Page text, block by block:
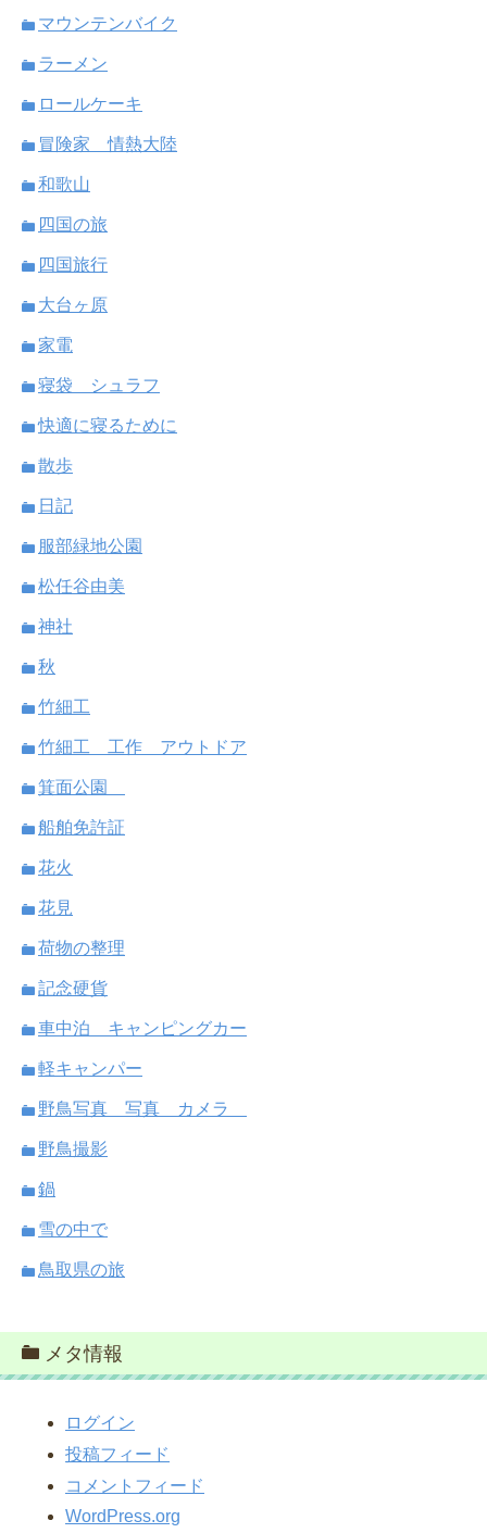
マウンテンバイク
ラーメン
ロールケーキ
冒険家 情熱大陸
和歌山
四国の旅
四国旅行
大台ヶ原
家電
寝袋 シュラフ
快適に寝るために
散歩
日記
服部緑地公園
松任谷由美
神社
秋
竹細工
竹細工 工作 アウトドア
箕面公園
船舶免許証
花火
花見
荷物の整理
記念硬貨
車中泊 キャンピングカー
軽キャンパー
野鳥写真 写真 カメラ
野鳥撮影
鍋
雪の中で
鳥取県の旅
メタ情報
ログイン
投稿フィード
コメントフィード
WordPress.org